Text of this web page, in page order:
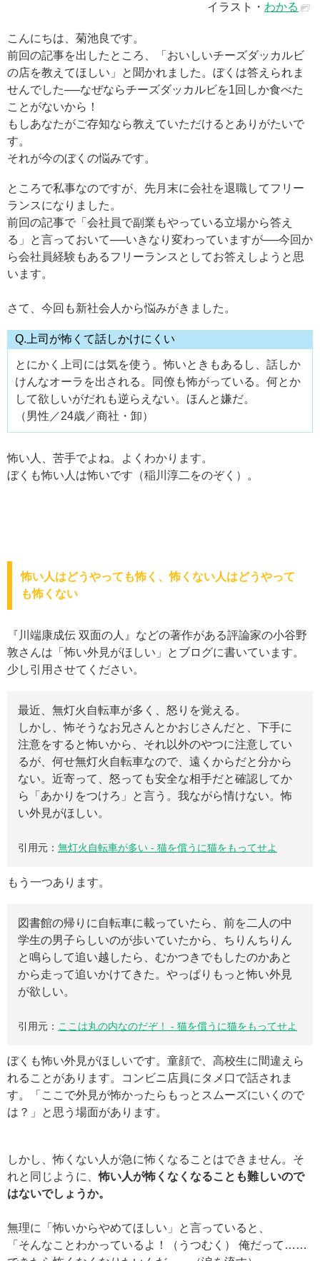
イラスト・ わかる
こんにちは、菊池良です。
前回の記事を出したところ、「おいしいチーズダッカルビ
の店を教えてほしい」と聞かれました。ぼくは答えられま
せんでした──なぜならチーズダッカルビを1回しか食べた
ことがないから！
もしあなたがご存知なら教えていただけるとありがたいで
す。
それが今のぼくの悩みです。
ところで私事なのですが、先月末に会社を退職してフリー
ランスになりました。
前回の記事で「会社員で副業もやっている立場から答え
る」と言っておいて──いきなり変わっていますが──今回か
ら会社員経験もあるフリーランスとしてお答えしようと思
います。
さて、今回も新社会人から悩みがきました。
Q.上司が怖くて話しかけにくい
とにかく上司には気を使う。怖いときもあるし、話しか
けんなオーラを出される。同僚も怖がっている。何とか
して欲しいがだれも逆らえない。ほんと嫌だ。
（男性／24歳／商社・卸）
怖い人、苦手でよね。よくわかります。
ぼくも怖い人は怖いです（稲川淳二をのぞく）。
怖い人はどうやっても怖く、怖くない人はどうやって
も怖くない
『川端康成伝 双面の人』などの著作がある評論家の小谷野
敦さんは「怖い外見がほしい」とブログに書いています。
少し引用させてください。
最近、無灯火自転車が多く、怒りを覚える。
しかし、怖そうなお兄さんとかおじさんだと、下手に
注意をすると怖いから、それ以外のやつに注意してい
るが、何せ無灯火自転車なので、遠くからだと分から
ない。近寄って、怒っても安全な相手だと確認してか
ら「あかりをつけろ」と言う。我ながら情けない。怖
い外見がほしい。
引用元： 無灯火自転車が多い - 猫を償うに猫をもってせよ
もう一つあります。
図書館の帰りに自転車に載っていたら、前を二人の中
学生の男子らしいのが歩いていたから、ちりんちりん
と鳴らして追い越したら、むかつきでもしたのかあと
から走って追いかけてきた。やっぱりもっと怖い外見
が欲しい。
引用元： ここは丸の内なのだぞ！ - 猫を償うに猫をもってせよ
ぼくも怖い外見がほしいです。童顔で、高校生に間違えら
れることがあります。コンビニ店員にタメ口で話されま
す。「ここで外見が怖かったらもっとスムーズにいくので
は？」と思う場面があります。
しかし、怖くない人が急に怖くなることはできません。そ
れと同じように、怖い人が怖くなくなることも難しいので
はないでしょうか。
無理に「怖いからやめてほしい」と言っていると、
「そんなことわかっているよ！（うつむく） 俺だって……